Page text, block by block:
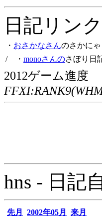
日記リン
・ おさかなさんのさかに
/ ・ monoさんのさぼり日
2012ゲーム進度
hns - 日記
先月 2002年05月
来月